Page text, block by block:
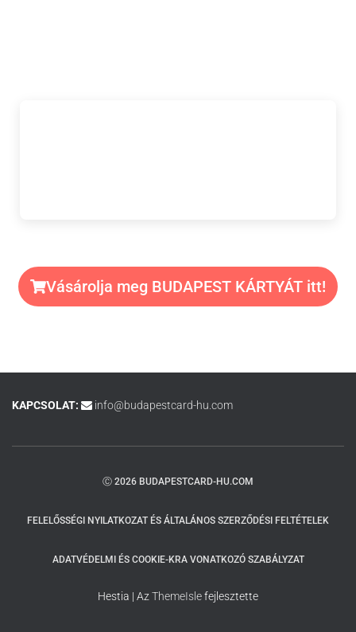
Vásárolja meg BUDAPEST KÁRTYÁT itt!
KAPCSOLAT: info@budapestcard-hu.com
Ⓒ 2026 BUDAPESTCARD-HU.COM
FELELŐSSÉGI NYILATKOZAT ÉS ÁLTALÁNOS SZERZŐDÉSI FELTÉTELEK
ADATVÉDELMI ÉS COOKIE-KRA VONATKOZÓ SZABÁLYZAT
Hestia | Az ThemeIslefejlesztette